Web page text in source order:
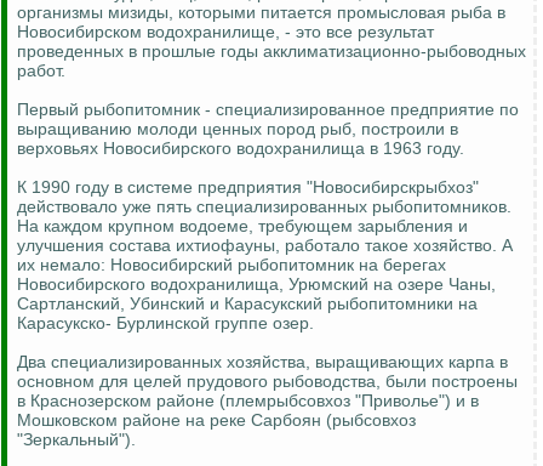
организмы мизиды, которыми питается промысловая рыба в
Новосибирском водохранилище, - это все результат
проведенных в прошлые годы акклиматизационно-рыбоводных
работ.
Первый рыбопитомник - специализированное предприятие по
выращиванию молоди ценных пород рыб, построили в
верховьях Новосибирского водохранилища в 1963 году.
К 1990 году в системе предприятия "Новосибирскрыбхоз"
действовало уже пять специализированных рыбопитомников.
На каждом крупном водоеме, требующем зарыбления и
улучшения состава ихтиофауны, работало такое хозяйство. А
их немало: Новосибирский рыбопитомник на берегах
Новосибирского водохранилища, Урюмский на озере Чаны,
Сартланский, Убинский и Карасукский рыбопитомники на
Карасукско- Бурлинской группе озер.
Два специализированных хозяйства, выращивающих карпа в
основном для целей прудового рыбоводства, были построены
в Краснозерском районе (племрыбсовхоз "Приволье") и в
Мошковском районе на реке Сарбоян (рыбсовхоз
"Зеркальный").